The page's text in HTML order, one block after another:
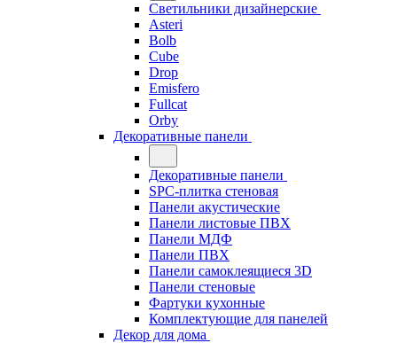
Светильники дизайнерские
Asteri
Bolb
Cube
Drop
Emisfero
Fullcat
Orby
Декоративные панели
Декоративные панели
SPC-плитка стеновая
Панели акустические
Панели листовые ПВХ
Панели МДФ
Панели ПВХ
Панели самоклеящиеся 3D
Панели стеновые
Фартуки кухонные
Комплектующие для панелей
Декор для дома